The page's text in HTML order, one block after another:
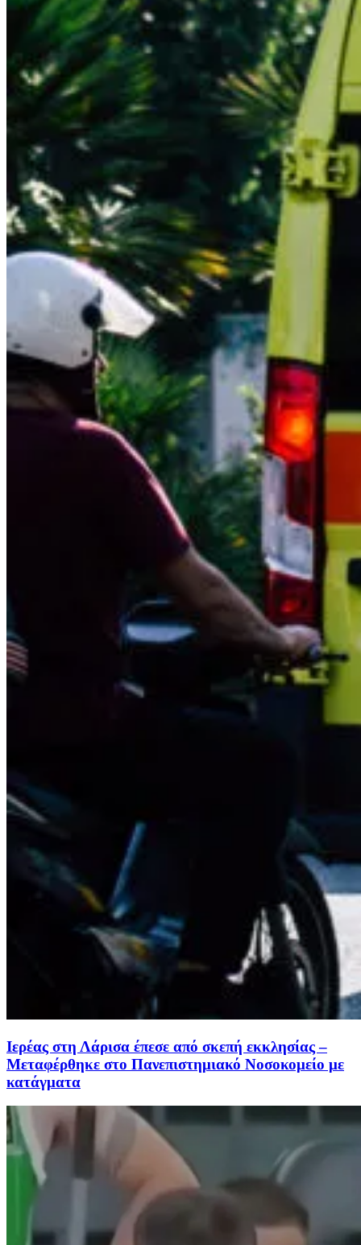
Ιερέας στη Λάρισα έπεσε από σκεπή εκκλησίας –
Μεταφέρθηκε στο Πανεπιστημιακό Νοσοκομείο με
κατάγματα